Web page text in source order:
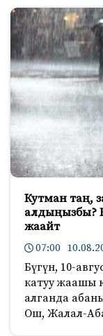
Кутман таң,
алдыңызбы?
жаайт
07:00
Бүгүн, 10-
катуу жаашы
алганда
Ош, Жалал-